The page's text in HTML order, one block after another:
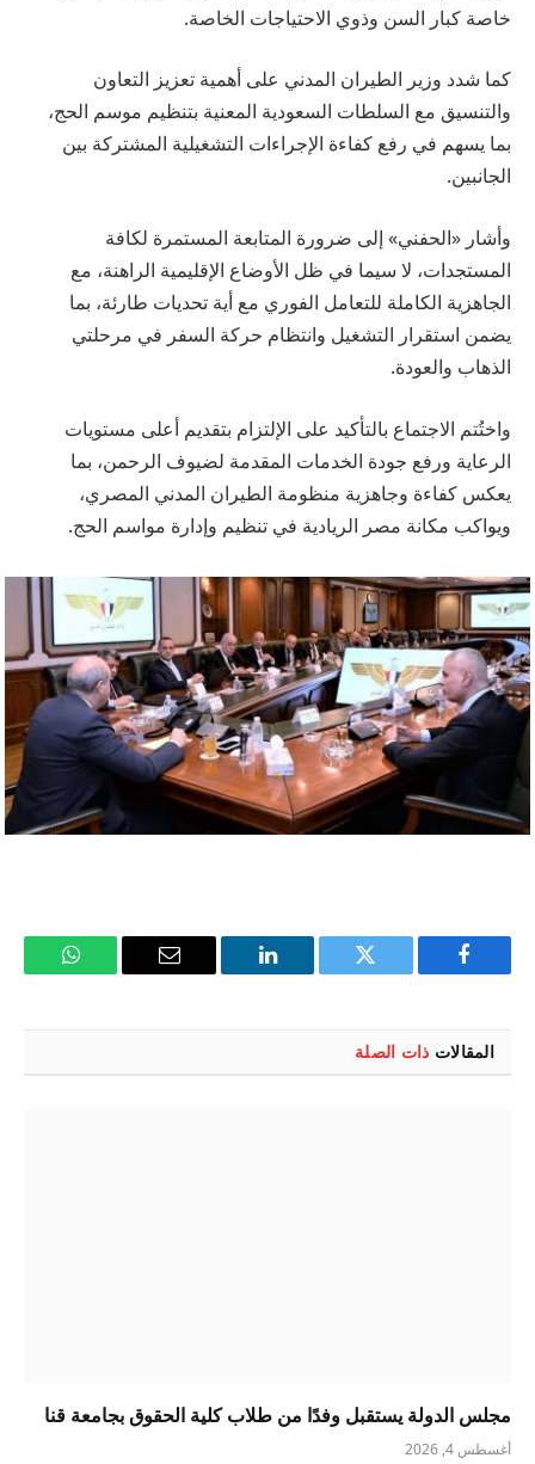
خاصة كبار السن وذوي الاحتياجات الخاصة.
كما شدد وزير الطيران المدني على أهمية تعزيز التعاون
والتنسيق مع السلطات السعودية المعنية بتنظيم موسم الحج،
بما يسهم في رفع كفاءة الإجراءات التشغيلية المشتركة بين
الجانبين.
وأشار «الحفني» إلى ضرورة المتابعة المستمرة لكافة
المستجدات، لا سيما في ظل الأوضاع الإقليمية الراهنة، مع
الجاهزية الكاملة للتعامل الفوري مع أية تحديات طارئة، بما
يضمن استقرار التشغيل وانتظام حركة السفر في مرحلتي
الذهاب والعودة.
واختُتم الاجتماع بالتأكيد على الإلتزام بتقديم أعلى مستويات
الرعاية ورفع جودة الخدمات المقدمة لضيوف الرحمن، بما
يعكس كفاءة وجاهزية منظومة الطيران المدني المصري،
ويواكب مكانة مصر الريادية في تنظيم وإدارة مواسم الحج.
فيسبوك تويتر لينكدإن
البريد
واتساب
المقالات ذات الصلة
مجلس الدولة يستقبل وفدًا من طلاب كلية الحقوق بجامعة قنا
أغسطس 4, 2026